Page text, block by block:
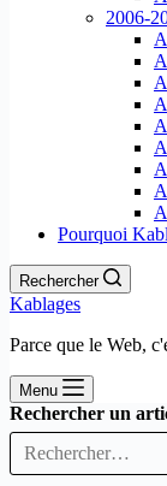
2006-
Pourquoi
Rechercher
Kablages
Parce que le Web,
Menu
Rechercher un